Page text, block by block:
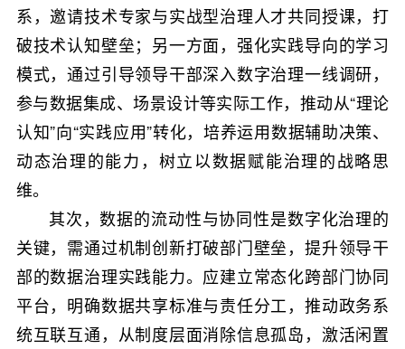
系，邀请技术专家与实战型治理人才共同授课，打
破技术认知壁垒；另一方面，强化实践导向的学习
模式，通过引导领导干部深入数字治理一线调研，
参与数据集成、场景设计等实际工作，推动从“理论
认知”向“实践应用”转化，培养运用数据辅助决策、
动态治理的能力，树立以数据赋能治理的战略思
维。
其次，数据的流动性与协同性是数字化治理的
关键，需通过机制创新打破部门壁垒，提升领导干
部的数据治理实践能力。应建立常态化跨部门协同
平台，明确数据共享标准与责任分工，推动政务系
统互联互通，从制度层面消除信息孤岛，激活闲置